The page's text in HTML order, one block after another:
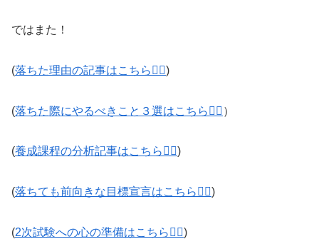
ではまた！
(落ちた理由の記事はこちら💁‍♂️)
(落ちた際にやるべきこと３選はこちら 💁‍♂️ ）
(養成課程の分析記事はこちら💁‍♂️)
(落ちても前向きな目標宣言はこちら💁‍♂️)
(2次試験への心の準備はこちら💁‍♂️)